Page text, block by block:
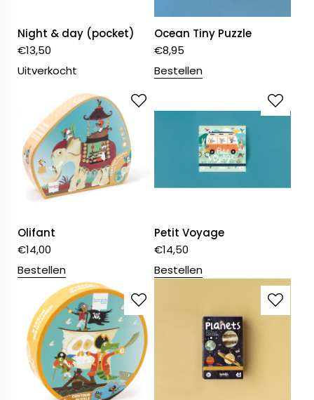
Night & day (pocket)
€13,50
Uitverkocht
Ocean Tiny Puzzle
€8,95
Bestellen
Olifant
€14,00
Bestellen
Petit Voyage
€14,50
Bestellen